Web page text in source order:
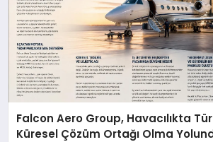
Falcon Aero Group, Havacılıkta
Küresel Çözüm Ortağı Olma